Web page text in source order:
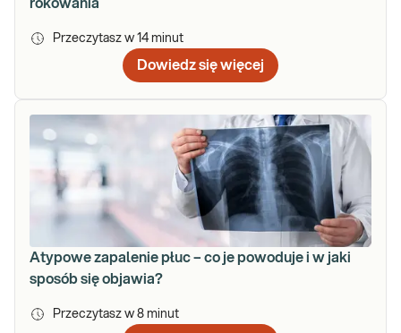
rokowania
Przeczytasz w 14 minut
Dowiedz się więcej
Atypowe zapalenie płuc – co je powoduje i w jaki
sposób się objawia?
Przeczytasz w 8 minut